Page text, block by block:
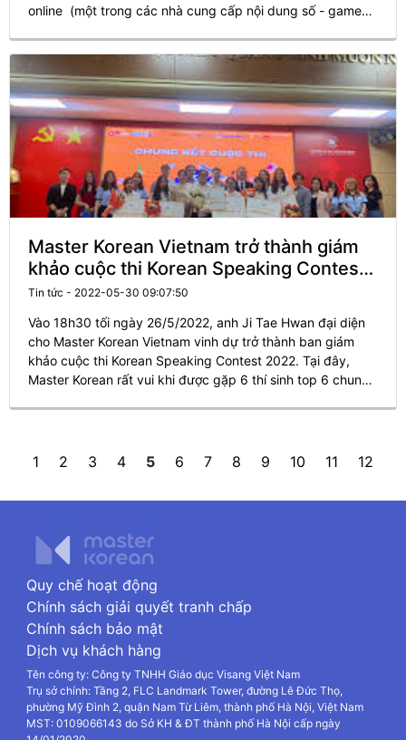
online (một trong các nhà cung cấp nội dung số - game
Nam.
Master Korean Vietnam trở thành giám
khảo cuộc thi Korean Speaking Contest
2022 tổ chức lần đầu tiên tại Đại học
Ngoại Thương Hà Nội
Tin tức - 2022-05-30 09:07:50
Vào 18h30 tối ngày 26/5/2022, anh Ji Tae Hwan đại diện
cho Master Korean Vietnam vinh dự trở thành ban giám
khảo cuộc thi Korean Speaking Contest 2022. Tại đây,
Master Korean rất vui khi được gặp 6 thí sinh top 6 chung
1 2 3 4 5 6 7 8 9 10 11 12
Quy chế hoạt động
Chính sách giải quyết tranh chấp
Chính sách bảo mật
Dịch vụ khách hàng
Tên công ty: Công ty TNHH Giáo dục Visang Việt Nam
Trụ sở chính: Tầng 2, FLC Landmark Tower, đường Lê Đức Thọ,
phường Mỹ Đình 2, quận Nam Từ Liêm, thành phố Hà Nội, Việt Nam
MST: 0109066143 do Sở KH & ĐT thành phố Hà Nội cấp ngày